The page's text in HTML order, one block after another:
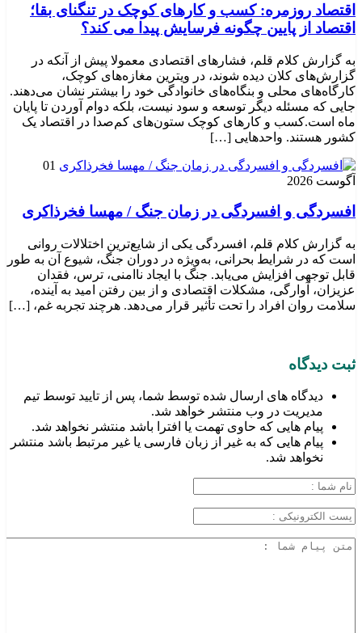
اقتصاد روزمره: کسب‌ و کارهای کوچک در تنگنای بقا؛
اقتصاد از پایین چگونه فرسایش پیدا می کند؟
به گزارش کلام قلم، فشارهای اقتصادی معمولا پیش از آنکه در
گزارش‌های کلان دیده شوند، در ویترین مغازه‌های کوچک،
کارگاه‌های محلی و بنگاه‌های خانوادگی خود را بیشتر نشان می‌دهند.
جایی که مسئله دیگر توسعه و سود نیست، بلکه دوام آوردن تا پایان
ماه است.کسب‌ و کارهای کوچک ستون‌های کم‌صدا در اقتصاد یک
کشور هستند. واحدهایی […]
01
آگوست 2026
افسردگی و افسردگی در زمان جنگ / مهسا فخرذاکری
به گزارش کلام قلم، افسردگی یکی از شایع‌ترین اختلالات روانی
است که در شرایط بحرانی، به‌ویژه در دوران جنگ، شیوع آن به طور
قابل توجهی افزایش می‌یابد. جنگ با ایجاد ناامنی، ترس، فقدان
عزیزان، آوارگی، مشکلات اقتصادی و از بین رفتن امید به آینده،
سلامت روان افراد را تحت تأثیر قرار می‌دهد. هرچند تجربه غم، […]
ثبت دیدگاه
دیدگاه های ارسال شده توسط شما، پس از تایید توسط تیم
مدیریت در وب منتشر خواهد شد.
پیام هایی که حاوی تهمت یا افترا باشد منتشر نخواهد شد.
پیام هایی که به غیر از زبان فارسی یا غیر مرتبط باشد منتشر
نخواهد شد.